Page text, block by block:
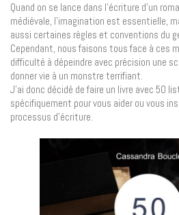
Quand on se lance dans l’écriture d’un
médiévale, l’imagination est essentielle,
aussi certaines règles et conventions du
Cependant, nous faisons tous face à ces
difficulté à dépeindre avec précision une
donner vie à un monstre terrifiant.
J’ai donc décidé de faire un livre avec 50
spécifiquement pour vous aider ou vous
processus d’écriture.